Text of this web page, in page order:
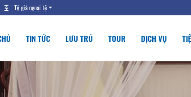
Tỷ giá ngoại tệ
TIN TỨC LƯU TRÚ TOUR DỊCH VỤ